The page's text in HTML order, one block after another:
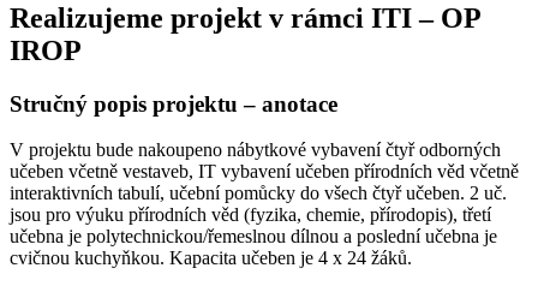
Realizujeme projekt v rámci ITI – OP
IROP
Stručný popis projektu – anotace
V projektu bude nakoupeno nábytkové vybavení čtyř odborných
učeben včetně vestaveb, IT vybavení učeben přírodních věd včetně
interaktivních tabulí, učební pomůcky do všech čtyř učeben. 2 uč.
jsou pro výuku přírodních věd (fyzika, chemie, přírodopis), třetí
učebna je polytechnickou/řemeslnou dílnou a poslední učebna je
cvičnou kuchyňkou. Kapacita učeben je 4 x 24 žáků.